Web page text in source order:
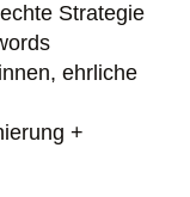
Strategie
ehrliche
+